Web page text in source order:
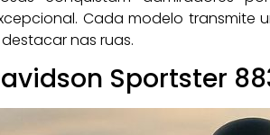
Cada modelo transmite
nas ruas.
Sportster